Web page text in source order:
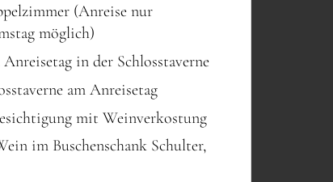
(Anreise nur
möglich)
in der Schlosstaverne
am Anreisetag
mit Weinverkostung
im Buschenschank Schulter,